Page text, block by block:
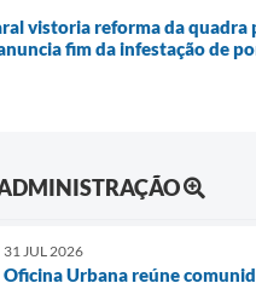
vistoria reforma da
fim da infestação de
31 JUL 2026
Oficina Urbana reúne